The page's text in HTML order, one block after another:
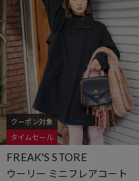
クーポン対象
タイムセール
FREAK'S STORE
ウーリー ミニフレアコート